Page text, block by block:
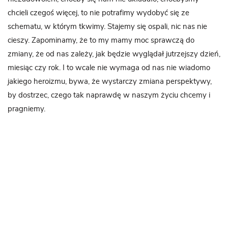
chcieli czegoś więcej, to nie potrafimy wydobyć się ze
schematu, w którym tkwimy. Stajemy się ospali, nic nas nie
cieszy. Zapominamy, że to my mamy moc sprawczą do
zmiany, że od nas zależy, jak będzie wyglądał jutrzejszy dzień,
miesiąc czy rok. I to wcale nie wymaga od nas nie wiadomo
jakiego heroizmu, bywa, że wystarczy zmiana perspektywy,
by dostrzec, czego tak naprawdę w naszym życiu chcemy i
pragniemy.